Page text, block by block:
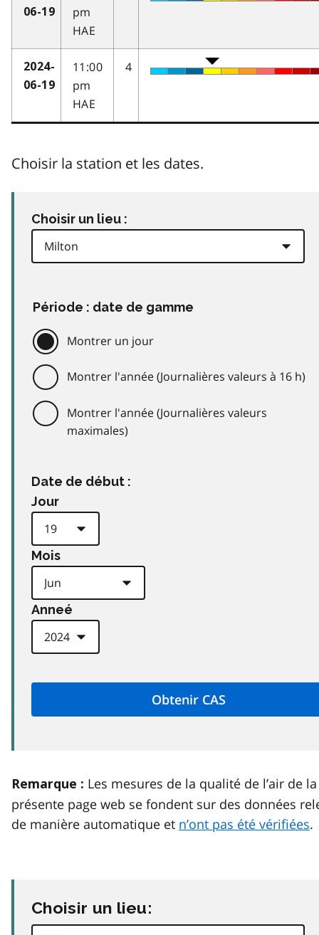
06-19
pm
HAE
2024-
06-19
11:00
pm
HAE
4
Choisir la station et les dates.
Choisir un lieu :
Période : date de gamme
Montrer un jour
Montrer l'année (Journalières valeurs à 16 h)
Montrer l'année (Journalières valeurs
maximales)
Date de début :
Jour
Mois
Anneé
Remarque : Les mesures de la qualité de l’air de la
présente page web se fondent sur des données
de manière automatique et n’ont pas été vérifiées.
Choisir un lieu: